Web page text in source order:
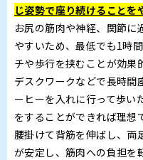
じ姿勢で座り続けることを
お尻の筋肉や神経、関節に
やすいため、最低でも1時
チや歩行を挟むことが効果
デスクワークなどで長時間
ーヒーを入れに行って歩い
をすることができれば理想
腰掛けて背筋を伸ばし、両
が安定し、筋肉への負担を